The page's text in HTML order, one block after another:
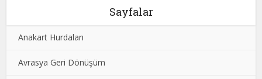
Sayfalar
Anakart Hurdaları
Avrasya Geri Dönüşüm